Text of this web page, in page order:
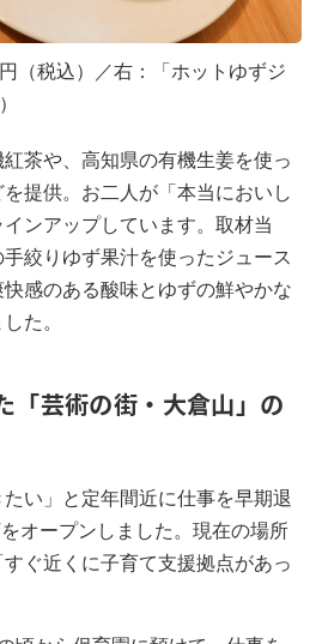
（税込）／右：「ホットゆずジ
茶や、高知県の有機生姜を使っ
提供。お二人が「本当においし
ンアップしています。取材当
絞りゆず果汁を使ったジュース
感のある酸味とゆずの鮮やかな
た。
「芸術の街・大倉山」の
い」と定年間近に仕事を早期退
オープンしました。現在の場所
ぐ近くに子育て支援拠点があっ